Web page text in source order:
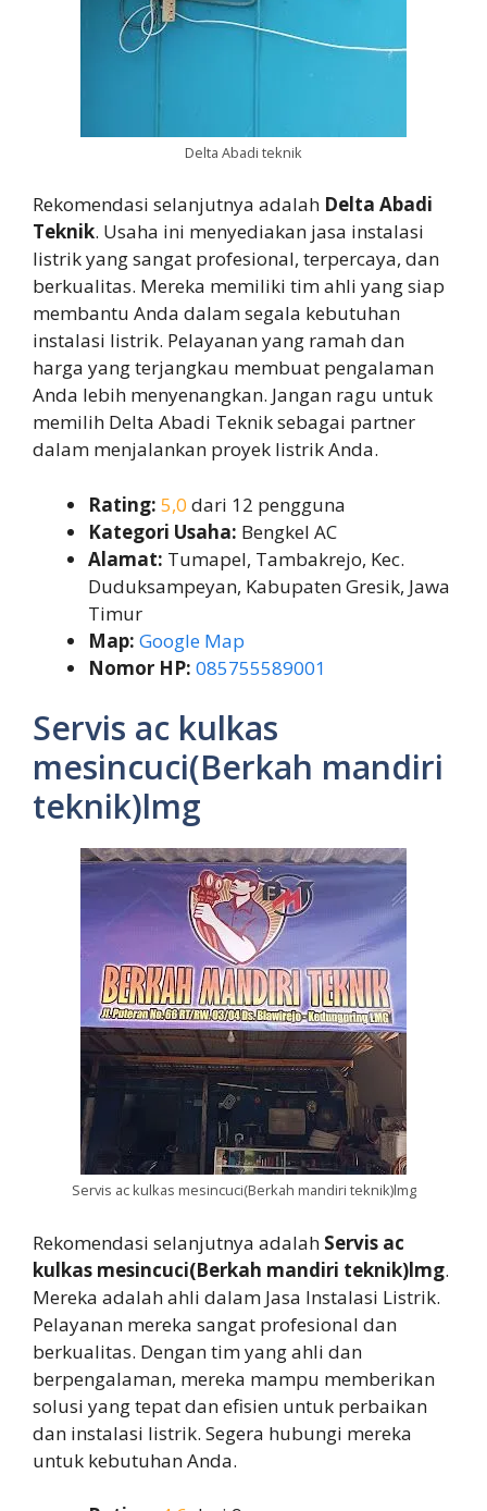
Delta Abadi teknik
Rekomendasi selanjutnya adalah Delta Abadi
Teknik. Usaha ini menyediakan jasa instalasi
listrik yang sangat profesional, terpercaya, dan
berkualitas. Mereka memiliki tim ahli yang siap
membantu Anda dalam segala kebutuhan
instalasi listrik. Pelayanan yang ramah dan
harga yang terjangkau membuat pengalaman
Anda lebih menyenangkan. Jangan ragu untuk
memilih Delta Abadi Teknik sebagai partner
dalam menjalankan proyek listrik Anda.
Rating: 5,0 dari 12 pengguna
Kategori Usaha: Bengkel AC
Alamat: Tumapel, Tambakrejo, Kec.
Duduksampeyan, Kabupaten Gresik, Jawa
Timur
Map: Google Map
Nomor HP: 085755589001
Servis ac kulkas
mesincuci(Berkah mandiri
teknik)lmg
Servis ac kulkas mesincuci(Berkah mandiri teknik)lmg
Rekomendasi selanjutnya adalah Servis ac
kulkas mesincuci(Berkah mandiri teknik)lmg.
Mereka adalah ahli dalam Jasa Instalasi Listrik.
Pelayanan mereka sangat profesional dan
berkualitas. Dengan tim yang ahli dan
berpengalaman, mereka mampu memberikan
solusi yang tepat dan efisien untuk perbaikan
dan instalasi listrik. Segera hubungi mereka
untuk kebutuhan Anda.